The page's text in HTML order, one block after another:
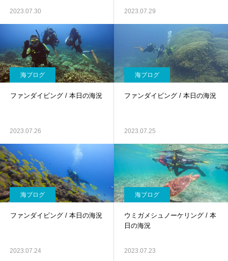
2023.07.30 2023.07.29
海ブログ
ファンダイビング / 本日の海況
2023.07.26
海ブログ
ファンダイビング / 本日の海況
2023.07.25
海ブログ
ファンダイビング / 本日の海況
2023.07.24
海ブログ
ウミガメシュノーケリング / 本
日の海況
2023.07.23